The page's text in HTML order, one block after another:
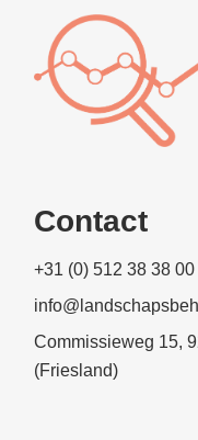
Contact
+31 (0) 512 38 38 00
Commissieweg 15,
(Friesland)